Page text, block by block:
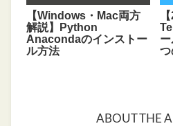
【Windows・Mac両方
解説】Python
Anacondaのインストー
ル方法
つ
ABOUT THE